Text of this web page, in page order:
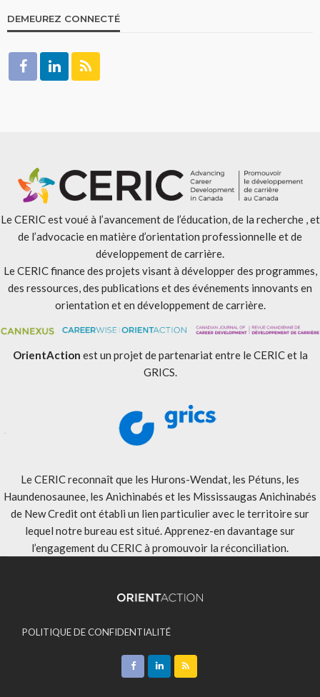
DEMEUREZ CONNECTÉ
Le CERIC est voué à l’avancement de l’éducation, de la recherche , et
de l’advocacie en matière d’orientation professionnelle et de
développement de carrière.
Le CERIC finance des projets visant à développer des programmes,
des ressources, des publications et des événements innovants en
orientation et en développement de carrière.
OrientAction est un projet de partenariat entre le CERIC et la
GRICS.
Le CERIC reconnaît que les Hurons-Wendat, les Pétuns, les
Haundenosaunee, les Anichinabés et les Mississaugas Anichinabés
de New Credit ont établi un lien particulier avec le territoire sur
lequel notre bureau est situé. Apprenez-en davantage sur
l’engagement du CERIC à promouvoir la réconciliation.
POLITIQUE DE CONFIDENTIALITÉ
ACCEPTATION DES MODALITÉS CONTACT